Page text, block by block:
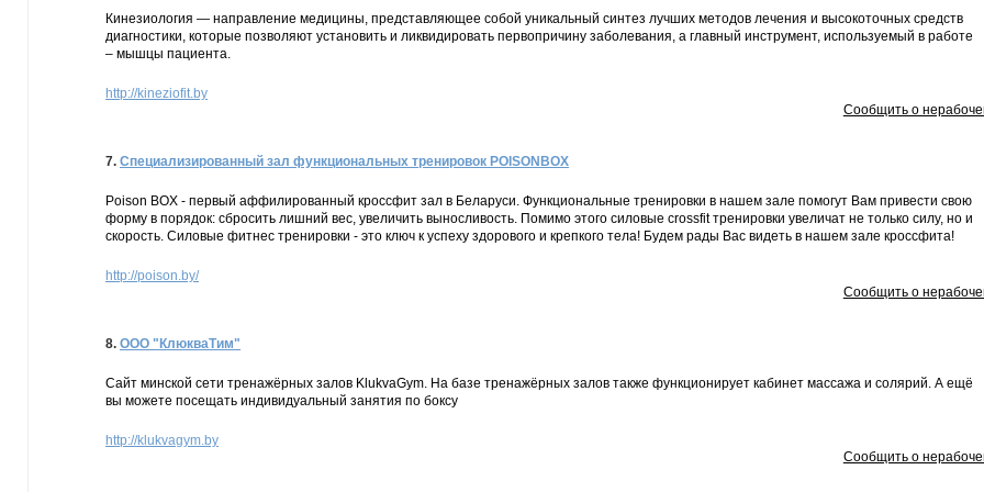
Кинезиология — направление медицины, представляющее собой уникальный синтез лучших методов лечения и высокоточных средств
диагностики, которые позволяют установить и ликвидировать первопричину заболевания, а главный инструмент, используемый в работе
– мышцы пациента.
http://kineziofit.by
Сообщить о
7. Специализированный зал функциональных тренировок POISONBOX
Poison BOX - первый аффилированный кроссфит зал в Беларуси. Функциональные тренировки в нашем зале помогут Вам привести свою
форму в порядок: сбросить лишний вес, увеличить выносливость. Помимо этого силовые crossfit тренировки увеличат не только силу, но и
скорость. Силовые фитнес тренировки - это ключ к успеху здорового и крепкого тела! Будем рады Вас видеть в нашем зале кроссфита!
http://poison.by/
Сообщить о
8. ООО "КлюкваТим"
Сайт минской сети тренажёрных залов KlukvaGym. На базе тренажёрных залов также функционирует кабинет массажа и солярий. А ещё
вы можете посещать индивидуальный занятия по боксу
http://klukvagym.by
Сообщить о